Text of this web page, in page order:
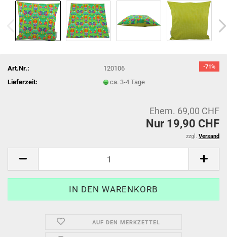
-71%
Art.Nr.:
120106
Lieferzeit:
ca. 3-4 Tage
Ehem. 69,00 CHF
Nur 19,90 CHF
zzgl. Versand
AUF DEN MERKZETTEL